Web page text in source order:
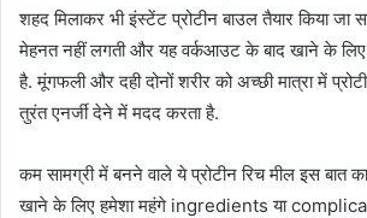
शहद मिलाकर भी इंस्टेंट प्रोटीन बाउल तैयार किया जा
मेहनत नहीं लगती और यह वर्कआउट के बाद खाने के लिए
है. मूंगफली और दही दोनों शरीर को अच्छी मात्रा में
तुरंत एनर्जी देने में मदद करता है.
कम सामग्री में बनने वाले ये प्रोटीन रिच मील इस बात
खाने के लिए हमेशा महंगे ingredients या